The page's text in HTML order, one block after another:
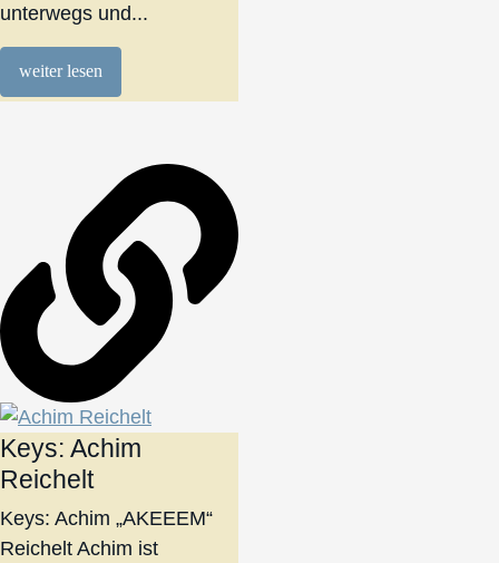
unterwegs und...
weiter lesen
Keys: Achim
Reichelt
Keys: Achim „AKEEEM“
Reichelt Achim ist